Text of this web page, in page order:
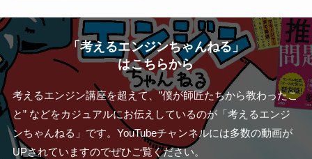
「考えるエンジンちゃんねる」
はこちらから
考えるエンジン講座を超えて、”僕が師匠たちから教わったこ
と” などをカジュアルにお伝えしているのが「考えるエンジ
ンちゃんねる」です。YouTubeチャンネルには多数の動画が
UPされていますのでぜひご覧ください。